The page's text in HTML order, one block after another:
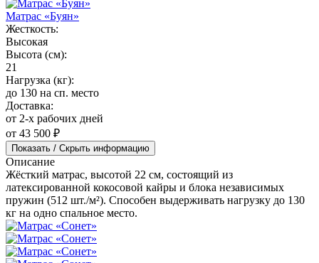
Матрас «Буян»
Жесткость:
Высокая
Высота (см):
21
Нагрузка (кг):
до 130 на сп. место
Доставка:
от 2-х рабочих дней
от 43 500 ₽
Показать / Скрыть информацию
Описание
Жёсткий матрас, высотой 22 см, состоящий из
латексированной кокосовой кайры и блока независимых
пружин (512 шт./м²). Способен выдерживать нагрузку до 130
кг на одно спальное место.